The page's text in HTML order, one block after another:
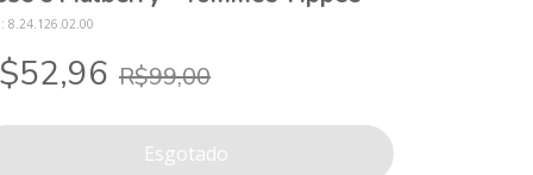
8.24.126.02.00
R$99,00